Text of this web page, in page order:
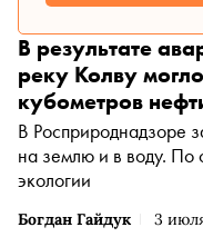
Богдан Гайдук 3
В результате
реку Колву
кубометров
В Росприроднадзоре
на землю и в воду. По
экологии